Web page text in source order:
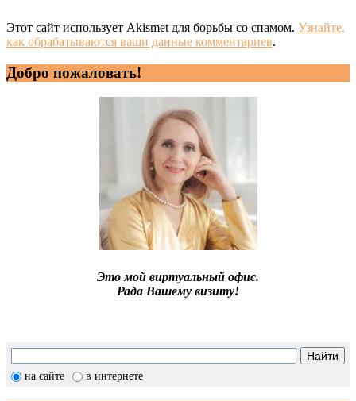
Этот сайт использует Akismet для борьбы со спамом. Узнайте,
как обрабатываются ваши данные комментариев.
Добро пожаловать!
Это мой виртуальный офис.
Рада Вашему визиту!
на сайте в интернете